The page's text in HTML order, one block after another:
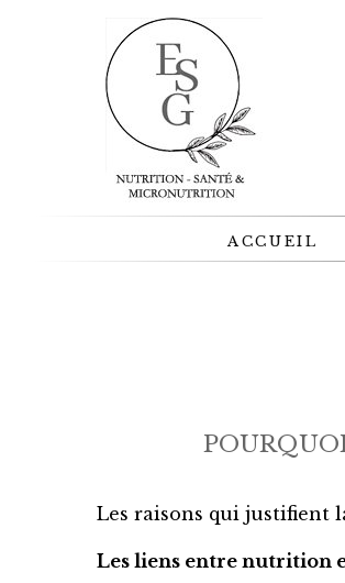
ACCUEIL
Les raisons qui justifient
Les liens entre nutrition